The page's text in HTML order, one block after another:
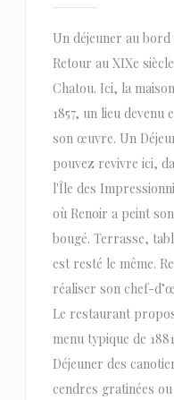
Un déjeuner au bord
Retour au XIXe
Chatou. Ici, la
1857, un lieu
son œuvre. Un
pouvez revivre ici,
l'Île des
où Renoir a peint
bougé. Terrasse,
est resté le même.
réaliser son chef-
Le restaurant
menu typique de
Déjeuner des
cendres gratinées